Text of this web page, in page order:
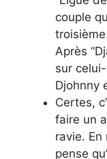
couple
Après
sur
Djohnny
Certes,
faire un
ravie.
pense